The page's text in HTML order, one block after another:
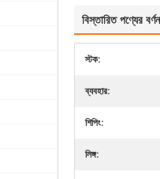
বিস্তারিত পণ্যের
স্টক:
ব্যবহার:
শিপিং:
লিঙ্গ: